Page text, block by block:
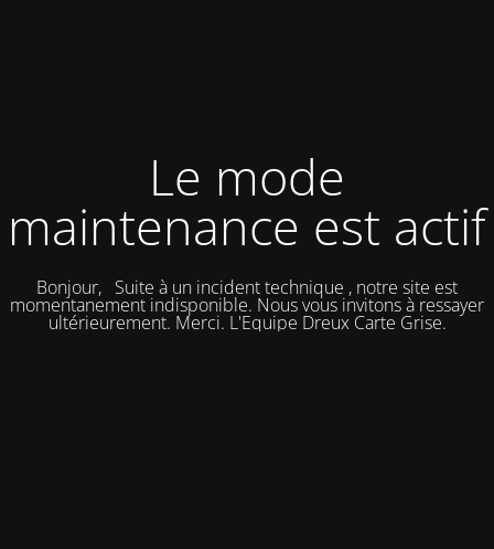
Le mode
maintenance est actif
Bonjour, Suite à un incident technique , notre site est
momentanement indisponible. Nous vous invitons à ressayer
ultérieurement. Merci. L'Equipe Dreux Carte Grise.